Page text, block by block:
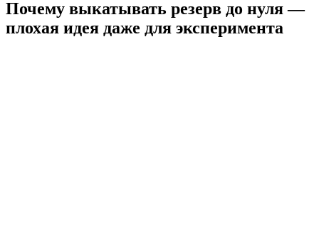
Почему выкатывать резерв до нуля —
плохая идея даже для эксперимента